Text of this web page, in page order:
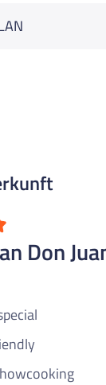
Don